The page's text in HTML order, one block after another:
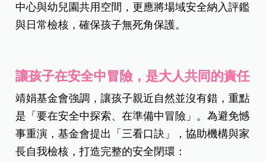
中心與幼兒園共用空間，更應將場域安全納入評鑑
與日常檢核，確保孩子無死角保護。
讓孩子在安全中冒險，是大人共同的責任
靖娟基金會強調，讓孩子親近自然並沒有錯，重點
是「要在安全中探索、在準備中冒險」。為避免憾
事重演，基金會提出「三看口訣」，協助機構與家
長自我檢核，打造完整的安全閉環：